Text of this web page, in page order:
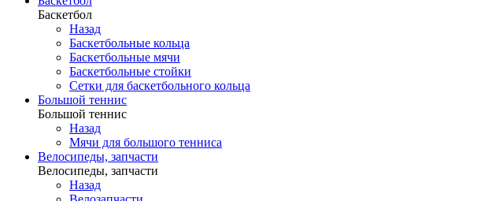
Баскетбол
Назад
Баскетбольные кольца
Баскетбольные мячи
Баскетбольные стойки
Сетки для баскетбольного кольца
Большой теннис
Большой теннис
Назад
Мячи для большого тенниса
Велосипеды, запчасти
Велосипеды, запчасти
Назад